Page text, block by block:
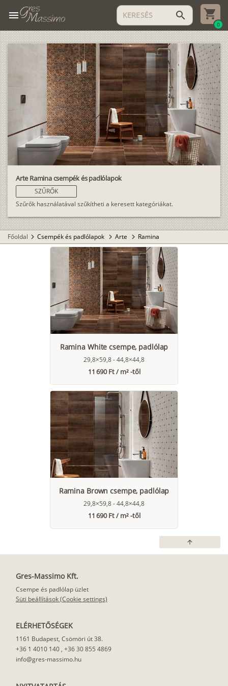
menu search
0
Arte Ramina csempék és padlólapok
SZŰRŐK
Szűrők használatával szűkítheti a keresett kategóriákat.
Főoldal chevron_right Csempék és padlólapok chevron_right Arte chevron_right Ramina
Ramina White csempe, padlólap
29,8×59,8 - 44,8×44,8
11 690 Ft / m² -től
Ramina Brown csempe, padlólap
29,8×59,8 - 44,8×44,8
11 690 Ft / m² -től
arrow_upward
Gres-Massimo Kft.
Csempe és padlólap üzlet
Süti beállítások (Cookie settings)
ELÉRHETŐSÉGEK
1161 Budapest, Csömöri út 38.
+36 1 4010 140 , +36 30 855 4869
info@gres-massimo.hu